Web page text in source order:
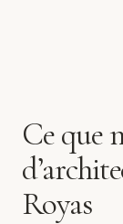
Ce que
Royas